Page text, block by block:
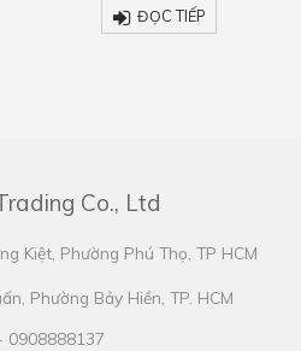
ĐỌC TIẾP
Co., Ltd
Kiệt, Phường Phú Thọ, TP HCM
Phường Bảy Hiền, TP. HCM
0908888137